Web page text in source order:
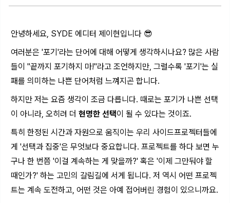
안녕하세요, SYDE 에디터 제이현입니다 😎
여러분은 '포기'라는 단어에 대해 어떻게 생각하시나요? 많은 사람
들이 "끝까지 포기하지 마!"라고 조언하지만, 그럴수록 '포기'는 실
패를 의미하는 나쁜 단어처럼 느껴지곤 합니다.
하지만 저는 요즘 생각이 조금 다릅니다. 때로는 포기가 나쁜 선택
이 아니라, 오히려 더 현명한 선택이 될 수 있다는 것이죠.
특히 한정된 시간과 자원으로 움직이는 우리 사이드프로젝터들에
게 '선택과 집중'은 무엇보다 중요합니다. 프로젝트를 하다 보면 누
구나 한 번쯤 '이걸 계속하는 게 맞을까?' 혹은 '이제 그만둬야 할
때인가?' 하는 고민의 갈림길에 서게 됩니다. 저 역시 어떤 프로젝
트는 계속 도전하고, 어떤 것은 아예 접어버린 경험이 있으니까요.